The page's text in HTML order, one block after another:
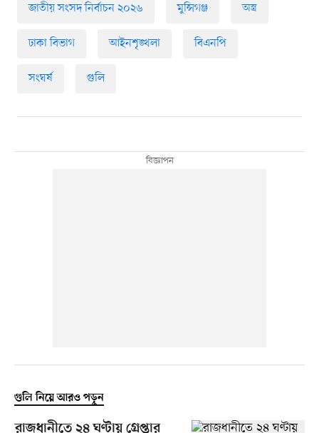
জাতীয় সংসদ নির্বাচন ২০২৬ মুন্সিগঞ্জ অস্ত্র
ঢাকা বিভাগ আইনশৃঙ্খলা বিএনপি
সংঘর্ষ গুলি
গুলি নিয়ে আরও পড়ুন
রাজধানীতে ২৪ ঘণ্টায় গ্রেপ্তার